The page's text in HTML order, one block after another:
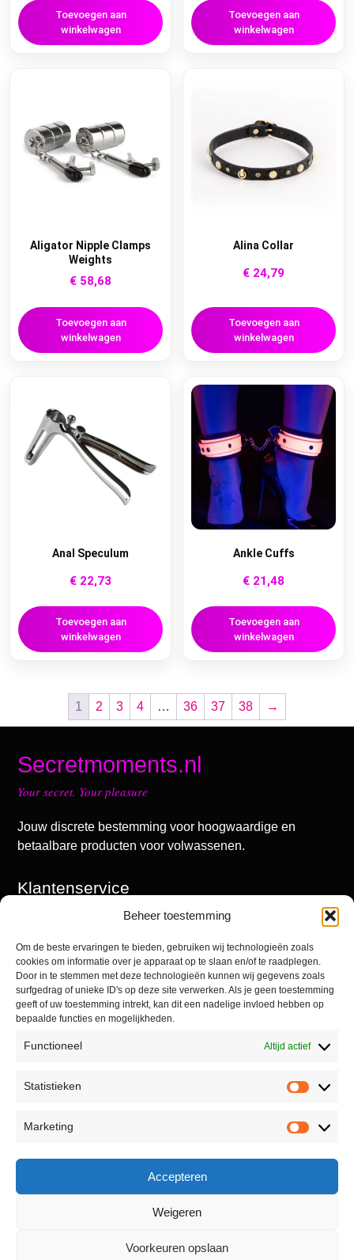
Beheer toestemming
Om de beste ervaringen te bieden, gebruiken wij technologieën zoals
cookies om informatie over je apparaat op te slaan en/of te raadplegen.
Door in te stemmen met deze technologieën kunnen wij gegevens zoals
surfgedrag of unieke ID's op deze site verwerken. Als je geen toestemming
geeft of uw toestemming intrekt, kan dit een nadelige invloed hebben op
bepaalde functies en mogelijkheden.
Functioneel Altijd actief
Statistieken
Marketing
Accepteren
Weigeren
Voorkeuren opslaan
Toevoegen aan
winkelwagen
Toevoegen aan
winkelwagen
Aligator Nipple Clamps
Weights
€ 58,68
Toevoegen aan
winkelwagen
Alina Collar
€ 24,79
Toevoegen aan
winkelwagen
Anal Speculum
€ 22,73
Toevoegen aan
winkelwagen
Ankle Cuffs
€ 21,48
Toevoegen aan
winkelwagen
1 2 3 4 … 36 37 38 →
Secretmoments.nl
Your secret. Your pleasure
Jouw discrete bestemming voor hoogwaardige en
betaalbare producten voor volwassenen.
Klantenservice
Winkel
Contact
Informatie
Privacyverklaring
© 2026 - Secret Moments | Powered by Webs en Systems